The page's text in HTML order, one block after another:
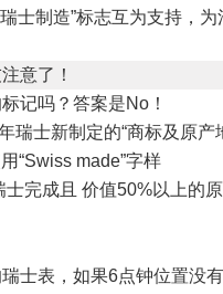
士制造”标志互为支持，
记吗？答案是No！
瑞士新制定的“商标及原产
“Swiss made”字样
完成且 价值50%以上的
士表，如果6点钟位置没